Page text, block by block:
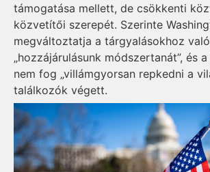
támogatása mellett, de csökkenti
közvetítői szerepét. Szerinte
megváltoztatja a tárgyalásokhoz való
„hozzájárulásunk módszertanát”, és
nem fog „villámgyorsan repkedni a
találkozók végett.